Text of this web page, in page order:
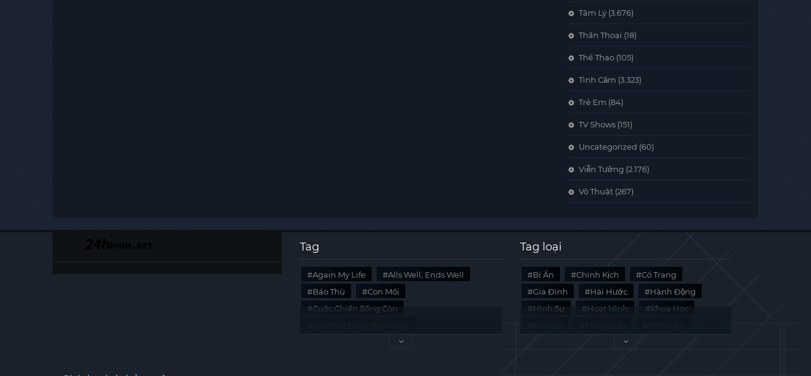
Tâm Lý (3.676)
Thần Thoại (18)
Thể Thao (105)
Tình Cảm (3.323)
Trẻ Em (84)
TV Shows (151)
Uncategorized (60)
Viễn Tưởng (2.176)
Võ Thuật (267)
Tag
Again My Life
Alls Well, Ends Well
Báo Thù
Con Mồi
Cuộc Chiến Sống Còn
Last Summer
Tag loại
Bí Ẩn Chính Kịch
Cổ Trang
Gia Đình
Hài Hước
Hành Động
Hình Sự
Hoạt Hình
Khoa Học
Tài Liệu
Tâm Lý Viễn Tưởng